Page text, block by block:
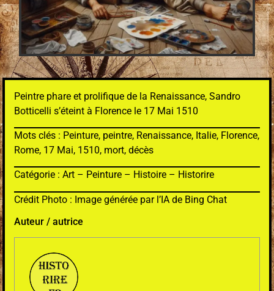
Peintre phare et prolifique de la Renaissance, Sandro
Botticelli s’éteint à Florence le 17 Mai 1510
Mots clés : Peinture, peintre, Renaissance, Italie, Florence,
Rome, 17 Mai, 1510, mort, décès
Catégorie : Art – Peinture – Histoire – Historire
Crédit Photo : Image générée par l’IA de Bing Chat
Auteur / autrice